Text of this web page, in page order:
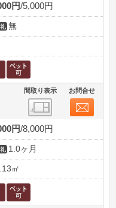
円 5,000円
無
間取り表示 お問合せ
円 8,000円
1.0ヶ月
㎡